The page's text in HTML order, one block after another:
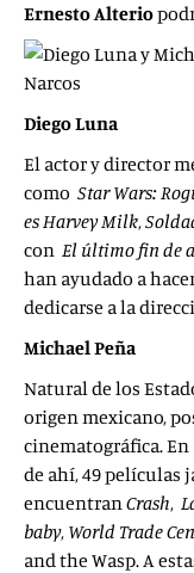
Ernesto Alterio
Diego Luna
El actor y director
como Star Wars:
es Harvey Milk,
con El último fin de
han ayudado a
dedicarse a la
Michael Peña
Natural de los
origen mexicano,
cinematográfica.
de ahí, 49 películas
encuentranCrash,
baby, World Trade
and the Wasp. A